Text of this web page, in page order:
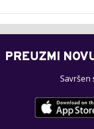
PREUZMI
Savršen